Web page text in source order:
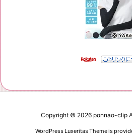
Copyright © 2026 ponnao-clip
WordPress Luxeritas Theme is